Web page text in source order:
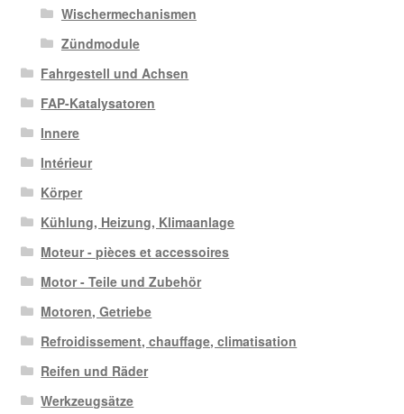
Wischermechanismen
Zündmodule
Fahrgestell und Achsen
FAP-Katalysatoren
Innere
Intérieur
Körper
Kühlung, Heizung, Klimaanlage
Moteur - pièces et accessoires
Motor - Teile und Zubehör
Motoren, Getriebe
Refroidissement, chauffage, climatisation
Reifen und Räder
Werkzeugsätze